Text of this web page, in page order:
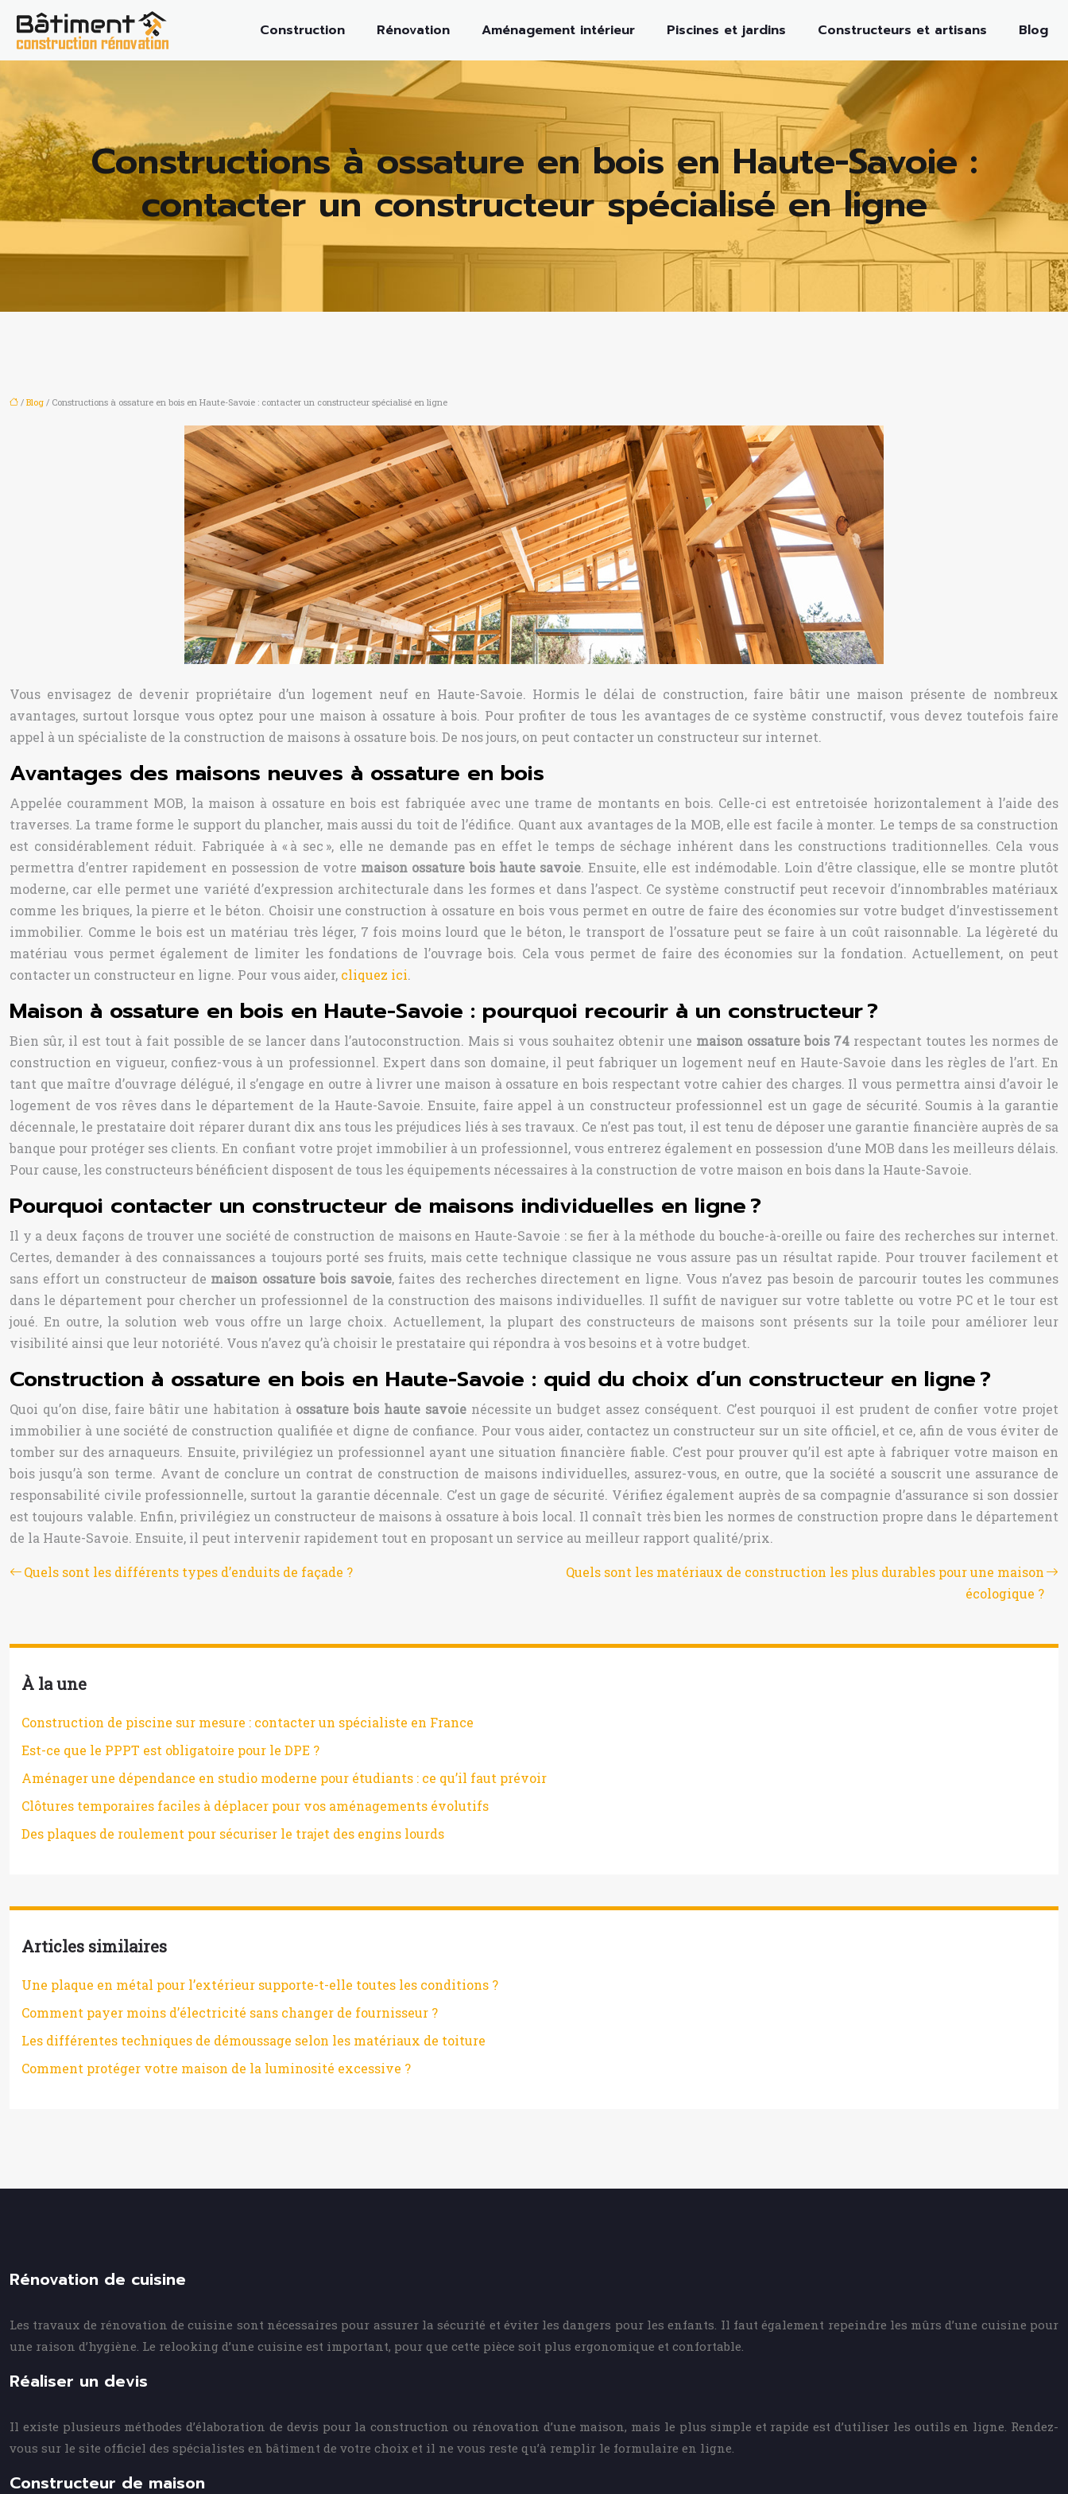
Construction Rénovation Aménagement intérieur Piscines et jardins Constructeurs et artisans Blog
Constructions à ossature en bois en Haute-Savoie :
contacter un constructeur spécialisé en ligne
/ Blog / Constructions à ossature en bois en Haute-Savoie : contacter un constructeur spécialisé en ligne
Vous envisagez de devenir propriétaire d’un logement neuf en Haute-Savoie. Hormis le délai de construction, faire bâtir une maison présente de nombreux
avantages, surtout lorsque vous optez pour une maison à ossature à bois. Pour profiter de tous les avantages de ce système constructif, vous devez toutefois faire
appel à un spécialiste de la construction de maisons à ossature bois. De nos jours, on peut contacter un constructeur sur internet.
Avantages des maisons neuves à ossature en bois
Appelée couramment MOB, la maison à ossature en bois est fabriquée avec une trame de montants en bois. Celle-ci est entretoisée horizontalement à l’aide des
traverses. La trame forme le support du plancher, mais aussi du toit de l’édifice. Quant aux avantages de la MOB, elle est facile à monter. Le temps de sa construction
est considérablement réduit. Fabriquée à « à sec », elle ne demande pas en effet le temps de séchage inhérent dans les constructions traditionnelles. Cela vous
permettra d’entrer rapidement en possession de votre maison ossature bois haute savoie. Ensuite, elle est indémodable. Loin d’être classique, elle se montre plutôt
moderne, car elle permet une variété d’expression architecturale dans les formes et dans l’aspect. Ce système constructif peut recevoir d’innombrables matériaux
comme les briques, la pierre et le béton. Choisir une construction à ossature en bois vous permet en outre de faire des économies sur votre budget d’investissement
immobilier. Comme le bois est un matériau très léger, 7 fois moins lourd que le béton, le transport de l’ossature peut se faire à un coût raisonnable. La légèreté du
matériau vous permet également de limiter les fondations de l’ouvrage bois. Cela vous permet de faire des économies sur la fondation. Actuellement, on peut
contacter un constructeur en ligne. Pour vous aider, cliquez ici.
Maison à ossature en bois en Haute-Savoie : pourquoi recourir à un constructeur ?
Bien sûr, il est tout à fait possible de se lancer dans l’autoconstruction. Mais si vous souhaitez obtenir une maison ossature bois 74 respectant toutes les normes de
construction en vigueur, confiez-vous à un professionnel. Expert dans son domaine, il peut fabriquer un logement neuf en Haute-Savoie dans les règles de l’art. En
tant que maître d’ouvrage délégué, il s’engage en outre à livrer une maison à ossature en bois respectant votre cahier des charges. Il vous permettra ainsi d’avoir le
logement de vos rêves dans le département de la Haute-Savoie. Ensuite, faire appel à un constructeur professionnel est un gage de sécurité. Soumis à la garantie
décennale, le prestataire doit réparer durant dix ans tous les préjudices liés à ses travaux. Ce n’est pas tout, il est tenu de déposer une garantie financière auprès de sa
banque pour protéger ses clients. En confiant votre projet immobilier à un professionnel, vous entrerez également en possession d’une MOB dans les meilleurs délais.
Pour cause, les constructeurs bénéficient disposent de tous les équipements nécessaires à la construction de votre maison en bois dans la Haute-Savoie.
Pourquoi contacter un constructeur de maisons individuelles en ligne ?
Il y a deux façons de trouver une société de construction de maisons en Haute-Savoie : se fier à la méthode du bouche-à-oreille ou faire des recherches sur internet.
Certes, demander à des connaissances a toujours porté ses fruits, mais cette technique classique ne vous assure pas un résultat rapide. Pour trouver facilement et
sans effort un constructeur de maison ossature bois savoie, faites des recherches directement en ligne. Vous n’avez pas besoin de parcourir toutes les communes
dans le département pour chercher un professionnel de la construction des maisons individuelles. Il suffit de naviguer sur votre tablette ou votre PC et le tour est
joué. En outre, la solution web vous offre un large choix. Actuellement, la plupart des constructeurs de maisons sont présents sur la toile pour améliorer leur
visibilité ainsi que leur notoriété. Vous n’avez qu’à choisir le prestataire qui répondra à vos besoins et à votre budget.
Construction à ossature en bois en Haute-Savoie : quid du choix d’un constructeur en ligne ?
Quoi qu’on dise, faire bâtir une habitation à ossature bois haute savoienécessite un budget assez conséquent. C’est pourquoi il est prudent de confier votre projet
immobilier à une société de construction qualifiée et digne de confiance. Pour vous aider, contactez un constructeur sur un site officiel, et ce, afin de vous éviter de
tomber sur des arnaqueurs. Ensuite, privilégiez un professionnel ayant une situation financière fiable. C’est pour prouver qu’il est apte à fabriquer votre maison en
bois jusqu’à son terme. Avant de conclure un contrat de construction de maisons individuelles, assurez-vous, en outre, que la société a souscrit une assurance de
responsabilité civile professionnelle, surtout la garantie décennale. C’est un gage de sécurité. Vérifiez également auprès de sa compagnie d’assurance si son dossier
est toujours valable. Enfin, privilégiez un constructeur de maisons à ossature à bois local. Il connaît très bien les normes de construction propre dans le département
de la Haute-Savoie. Ensuite, il peut intervenir rapidement tout en proposant un service au meilleur rapport qualité/prix.
Quels sont les différents types d’enduits de façade ?
Quels sont les matériaux de construction les plus durables pour une maison
écologique ?
À la une
Construction de piscine sur mesure : contacter un spécialiste en France
Est-ce que le PPPT est obligatoire pour le DPE ?
Aménager une dépendance en studio moderne pour étudiants : ce qu’il faut prévoir
Clôtures temporaires faciles à déplacer pour vos aménagements évolutifs
Des plaques de roulement pour sécuriser le trajet des engins lourds
Articles similaires
Une plaque en métal pour l’extérieur supporte-t-elle toutes les conditions ?
Comment payer moins d’électricité sans changer de fournisseur ?
Les différentes techniques de démoussage selon les matériaux de toiture
Comment protéger votre maison de la luminosité excessive ?
Rénovation de cuisine
Les travaux de rénovation de cuisine sont nécessaires pour assurer la sécurité et éviter les dangers pour les enfants. Il faut également repeindre les mûrs d’une cuisine pour
une raison d’hygiène. Le relooking d’une cuisine est important, pour que cette pièce soit plus ergonomique et confortable.
Réaliser un devis
Il existe plusieurs méthodes d’élaboration de devis pour la construction ou rénovation d’une maison, mais le plus simple et rapide est d’utiliser les outils en ligne. Rendez-
vous sur le site officiel des spécialistes en bâtiment de votre choix et il ne vous reste qu’à remplir le formulaire en ligne.
Constructeur de maison